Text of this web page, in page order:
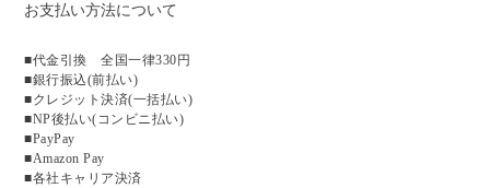
お支払い方法について
■代金引換 全国一律330円
■銀行振込(前払い)
■クレジット決済(一括払い)
■NP後払い(コンビニ払い)
■PayPay
■Amazon Pay
■各社キャリア決済